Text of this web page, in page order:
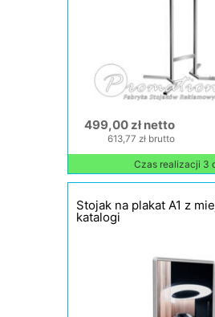
499,00 zł netto
613,77 zł brutto
Czas realizacji 3
Stojak na plakat A1 z
katalogi